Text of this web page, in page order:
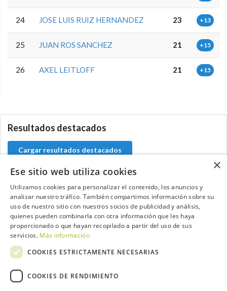
24 JOSE LUIS RUIZ HERNANDEZ 23 +13
25 JUAN ROS SANCHEZ 21 +15
26 AXEL LEITLOFF 21 +15
Resultados destacados
Cargar resultados destacados
Contacta con el equipo de NextCaddy
Opina Contacta
×
Ese sitio web utiliza cookies
Utilizamos cookies para personalizar el contenido, los anuncios y
analizar nuestro tráfico. También compartimos información sobre su
uso de nuestro sitio con nuestros socios de publicidad y análisis,
quienes pueden combinarla con otra información que les haya
proporcionado o que hayan recopilado a partir del uso de sus
servicios. Más información
COOKIES ESTRICTAMENTE NECESARIAS
COOKIES DE RENDIMIENTO